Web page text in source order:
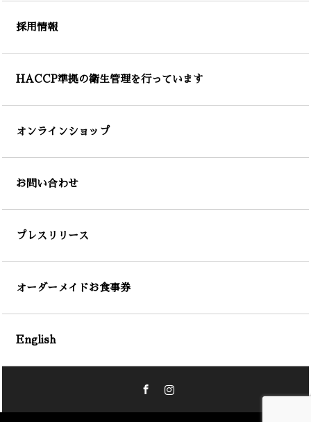
採用情報
HACCP準拠の衛生管理を行っています
オンラインショップ
お問い合わせ
プレスリリース
オーダーメイドお食事券
English